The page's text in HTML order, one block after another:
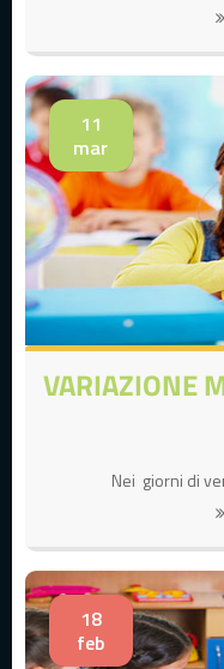
11
mar
Nei giorni di
18
feb